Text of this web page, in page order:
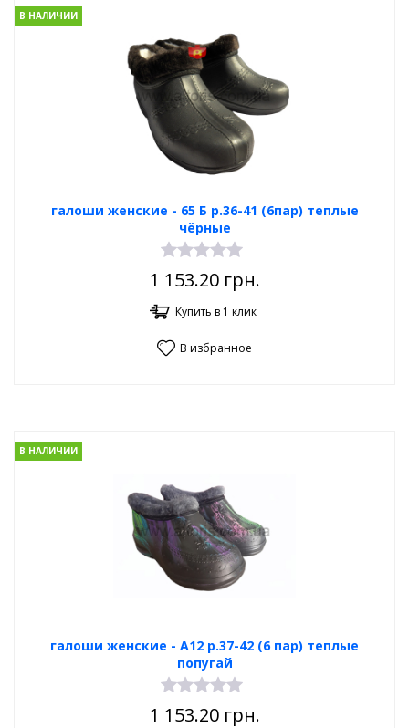
галоши женские - 65 Б р.36-41 (6пар) теплые
чёрные
В НАЛИЧИИ
1 153.20грн.
Купить в 1 клик
В избранное
галоши женские - А12 р.37-42 (6 пар) теплые
попугай
В НАЛИЧИИ
1 153.20грн.